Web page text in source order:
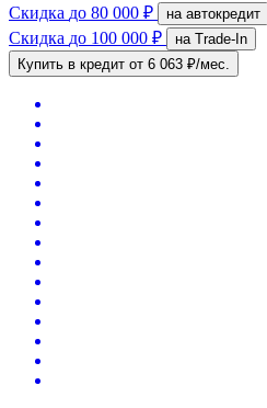
Скидка до 80 000 ₽ на автокредит
Скидка до 100 000 ₽
на Trade-In
Купить в кредит от 6 063 ₽/мес.